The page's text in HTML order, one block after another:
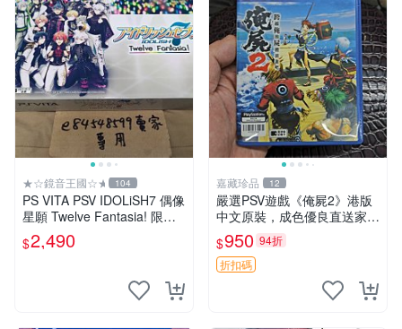
★☆鏡音王國☆★ 104
PS VITA PSV IDOLiSH7 偶像
星願 Twelve Fantasia! 限定
版 純日版 日文版 特裝版
$2,490
嘉藏珍品 12
嚴選PSV遊戲《俺屍2》港版
中文原裝，成色優良直送家門
口 俺屍2 PSV 港版 中文
$950 94折
折扣碼